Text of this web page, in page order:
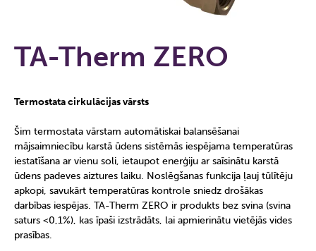
TA-Therm ZERO
Termostata cirkulācijas vārsts
Šim termostata vārstam automātiskai balansēšanai
mājsaimniecību karstā ūdens sistēmās iespējama temperatūras
iestatīšana ar vienu soli, ietaupot enerģiju ar saīsinātu karstā
ūdens padeves aiztures laiku. Noslēgšanas funkcija ļauj tūlītēju
apkopi, savukārt temperatūras kontrole sniedz drošākas
darbības iespējas. TA-Therm ZERO ir produkts bez svina (svina
saturs <0,1%), kas īpaši izstrādāts, lai apmierinātu vietējās vides
prasības.